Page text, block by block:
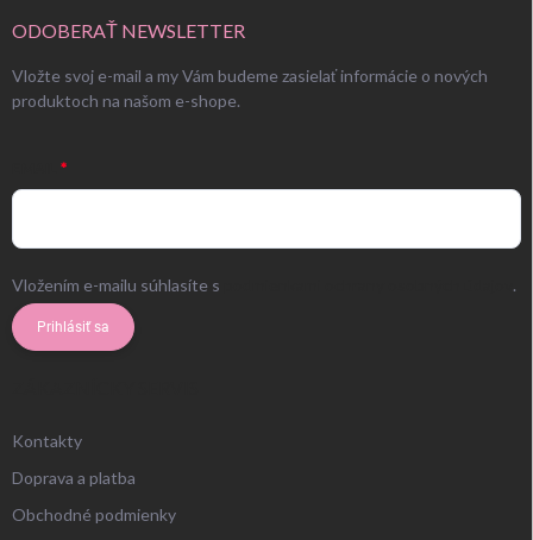
ODOBERAŤ NEWSLETTER
Vložte svoj e-mail a my Vám budeme zasielať informácie o nových
produktoch na našom e-shope.
Vložením e-mailu súhlasíte s .
Prihlásiť sa
Kontakty
Doprava a platba
Obchodné podmienky